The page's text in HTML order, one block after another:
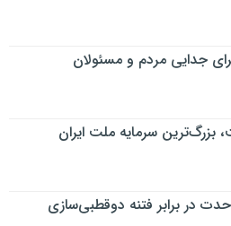
جدایی مردم و مسئولان
بزرگ‌ترین سرمایه ملت ایران
در برابر فتنه دوقطبی‌سازی